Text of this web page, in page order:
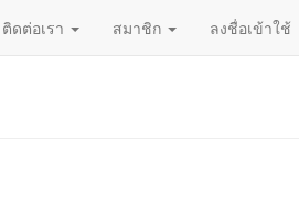
ติดต่อเรา สมาชิก ลงชื่อเข้าใช้